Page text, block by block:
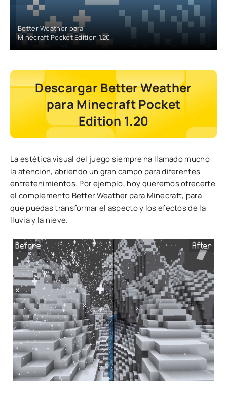
Better Weather para
Minecraft Pocket Edition 1.20
Descargar Better Weather
para Minecraft Pocket
Edition 1.20
La estética visual del juego siempre ha llamado mucho
la atención, abriendo un gran campo para diferentes
entretenimientos. Por ejemplo, hoy queremos ofrecerte
el complemento Better Weather para Minecraft, para
que puedas transformar el aspecto y los efectos de la
lluvia y la nieve.